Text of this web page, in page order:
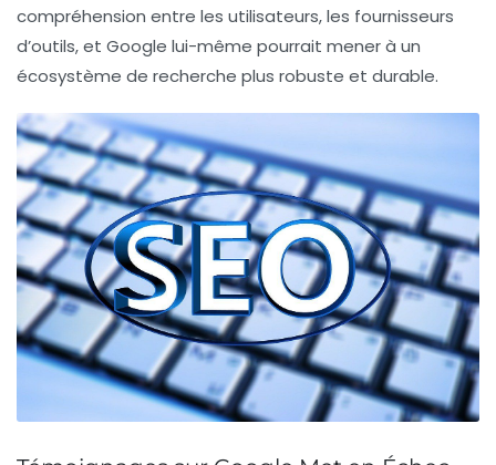
compréhension entre les utilisateurs, les fournisseurs
d’outils, et Google lui-même pourrait mener à un
écosystème de recherche plus robuste et durable.